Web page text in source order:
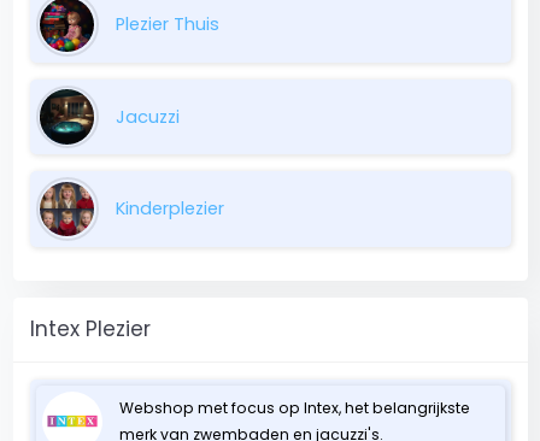
Plezier Thuis
Jacuzzi
Kinderplezier
Intex Plezier
Webshop met focus op Intex, het belangrijkste
merk van zwembaden en jacuzzi's.